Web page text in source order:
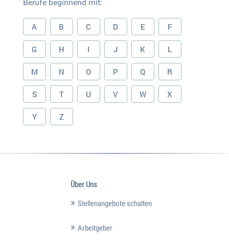
Berufe beginnend mit:
A B C D E F
G H I J K L
M N O P Q R
S T U V W X
Y Z
Über Uns
Stellenangebote schalten
Arbeitgeber